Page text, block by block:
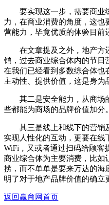
要实现这一步，需要商业
力，在商业消费的角度，这也
营能力，毕竟优质的体验目前
在文章提及之外，地产方
销，过去商业综合体内的节日
在我们已经看到多数综合体也
主动性、提供价值，这是身为
其二是安全能力，从商场
些都能为商场的品牌价值加分。
其三是线上和线下的营销
实现人性化的互动，更要在线
WiFi，又或者通过扫码给顾客
商业综合体为主要消费，比如
捞，而不单单是要来万达的海
明了对于地产品牌价值的确立
返回赢商网首页